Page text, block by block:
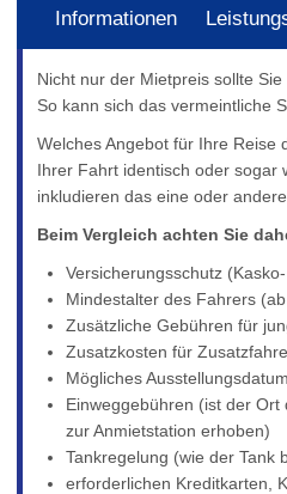
Informationen
Nicht nur der Mietpreis sollte
So kann sich das vermeintliche
Welches Angebot für Ihre Reise
Ihrer Fahrt identisch oder sogar
inkludieren das eine oder
Beim Vergleich achten Sie
Versicherungsschutz
Mindestalter des Fahrers
Zusätzliche Gebühren für
Zusatzkosten für
Mögliches
Einweggebühren (ist der
zur Anmietstation erhoben)
Tankregelung (wie der Tank
erforderlichen Kreditkarten,